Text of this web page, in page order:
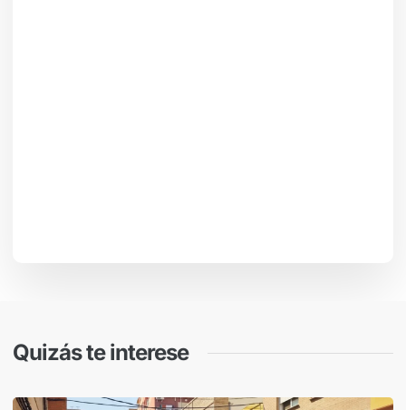
Quizás te interese